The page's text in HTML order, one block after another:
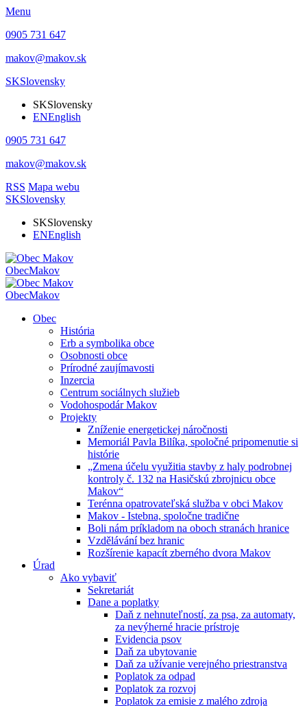
Menu
0905 731 647
makov@makov.sk
SKSlovensky
SKSlovensky
ENEnglish
0905 731 647
makov@makov.sk
RSS Mapa webu
SKSlovensky
SKSlovensky
ENEnglish
ObecMakov
ObecMakov
Obec
História
Erb a symbolika obce
Osobnosti obce
Prírodné zaujímavosti
Inzercia
Centrum sociálnych služieb
Vodohospodár Makov
Projekty
Zníženie energetickej náročnosti
Memoriál Pavla Bilíka, spoločné pripomenutie si
histórie
„Zmena účelu využitia stavby z haly podrobnej
kontroly č. 132 na Hasičskú zbrojnicu obce
Makov“
Terénna opatrovateľská služba v obci Makov
Makov - Istebna, spoločne tradične
Boli nám príkladom na oboch stranách hranice
Vzdělávání bez hranic
Rozšírenie kapacít zberného dvora Makov
Úrad
Ako vybaviť
Sekretariát
Dane a poplatky
Daň z nehnuteľností, za psa, za automaty,
za nevýherné hracie prístroje
Evidencia psov
Daň za ubytovanie
Daň za užívanie verejného priestranstva
Poplatok za odpad
Poplatok za rozvoj
Poplatok za emisie z malého zdroja